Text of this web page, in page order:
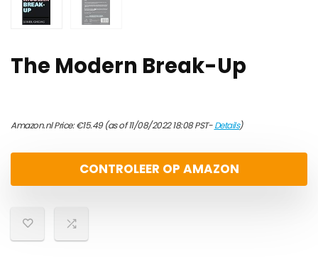
The Modern Break-Up
Amazon.nl Price:€15.49(as of 11/08/2022 18:08 PST-Details)
CONTROLEER OP AMAZON